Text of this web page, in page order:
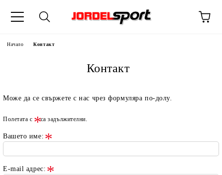
Начало Контакт
Контакт
Може да се свържете с нас чрез формуляра по-долу.
Полетата с са задължителни.
Вашето име:
E-mail адрес: